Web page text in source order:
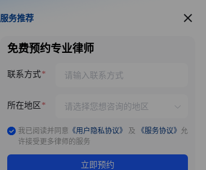
服务推荐
服务推荐
免费预约专业律师
联系方式
所在地区
我已阅读并同意 《用户隐私协议》 及 《服务协议》 允
许接受更多律师的服务
立即预约